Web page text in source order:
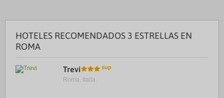
HOTELES RECOMENDADOS 3 ESTRELLAS EN
ROMA
Trevi
Roma, Italia.